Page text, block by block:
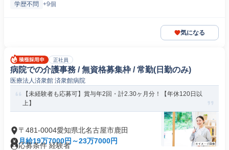
学歴不問 +9個
気になる
正社員
病院での介護事務 / 無資格募集枠 / 常勤(日勤のみ)
医療法人済衆館 済衆館病院
【未経験者も応募可】賞与年2回・計2.30ヶ月分！【年休120日以
上】
〒481-0004愛知県北名古屋市鹿田
月給19万7000円～23万7000円
応募条件 経験者